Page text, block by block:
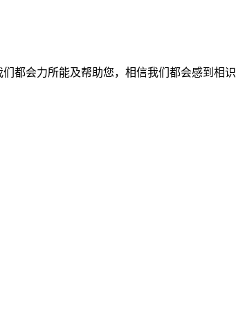
都会力所能及帮助您，相信我们都会感到相